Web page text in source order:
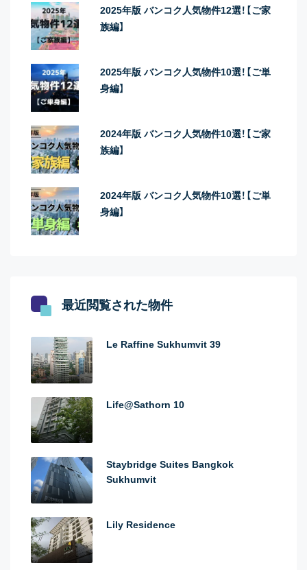
2025年版 バンコク人気物件12選！【ご家
族編】
2025年版 バンコク人気物件10選！【ご単
身編】
2024年版 バンコク人気物件10選！【ご家
族編】
2024年版 バンコク人気物件10選！【ご単
身編】
最近閲覧された物件
Le Raffine Sukhumvit 39
Life@Sathorn 10
Staybridge Suites Bangkok
Sukhumvit
Lily Residence